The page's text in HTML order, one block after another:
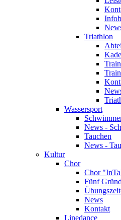
Triathlon
Wassersport
News -
Tauchen
News -
Kultur
Chor
Chor
Fünf
News
Kontakt
Linedance